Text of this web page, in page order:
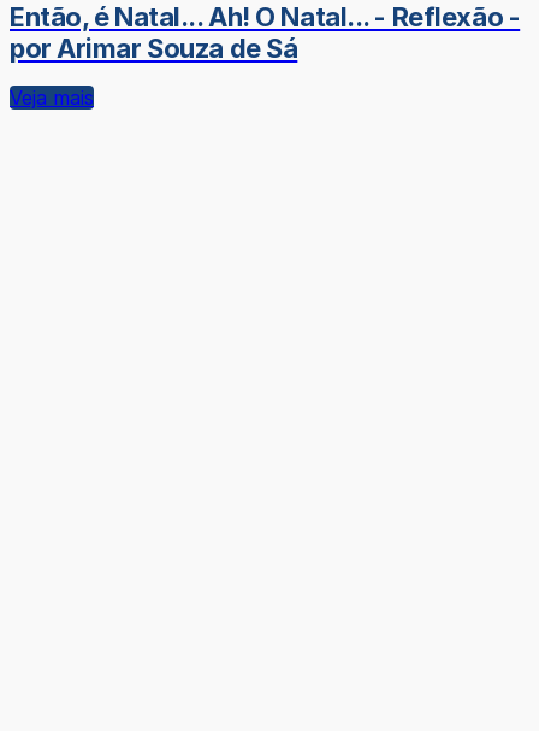
Então, é Natal... Ah! O Natal... - Reflexão -
por Arimar Souza de Sá
Veja mais